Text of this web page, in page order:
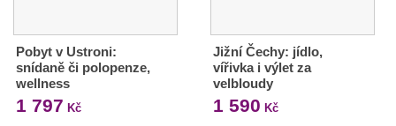
Pobyt v Ustroni:
snídaně či polopenze,
wellness
1 797 Kč
Jižní Čechy: jídlo,
vířivka i výlet za
velbloudy
1 590 Kč